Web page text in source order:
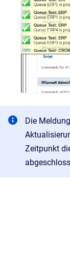
Die
Zeitpunkt